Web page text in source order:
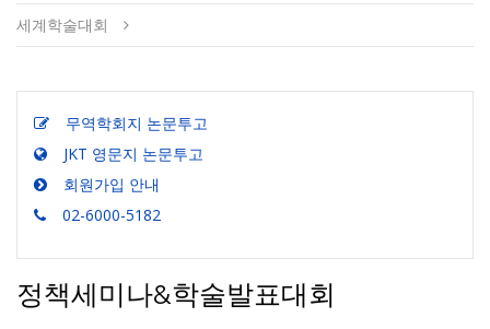
세계학술대회
무역학회지 논문투고
JKT 영문지 논문투고
회원가입 안내
02-6000-5182
정책세미나&학술발표대회